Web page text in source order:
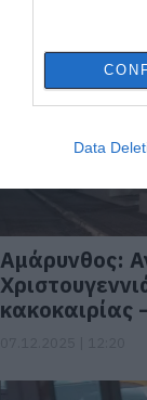
Data
Αμάρυνθος:
κακοκαιρίας